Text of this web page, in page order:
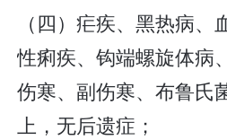
（四）疟疾、黑热病
性痢疾、钩端螺旋体病
伤寒、副伤寒、布鲁氏
上，无后遗症；